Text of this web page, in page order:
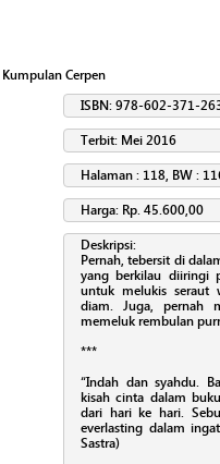
Kumpulan Cerpen
ISBN: 978-602-371-
Terbit: Mei 2016
Halaman : 118, BW :
Harga: Rp. 45.600,00
Deskripsi:
Pernah, tebersit di
yang berkilau diiringi
untuk melukis seraut
diam. Juga, pernah
memeluk rembulan
***
“Indah dan syahdu.
kisah cinta dalam
dari hari ke hari.
everlasting dalam
Sastra)